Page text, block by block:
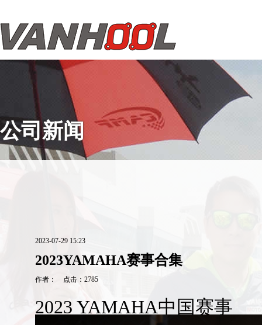
公司新闻
2023-07-29 15:23
2023YAMAHA赛事合集
作者： 点击：2785
2023 YAMAHA中国赛事